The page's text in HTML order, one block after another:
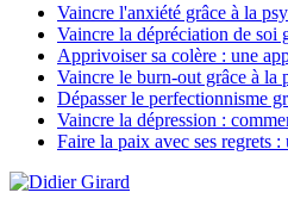
Vaincre l'anxiété grâce à la
Vaincre la dépréciation de soi
Apprivoiser sa colère : une
Vaincre le burn-out grâce à la
Dépasser le perfectionnisme
Vaincre la dépression :
Faire la paix avec ses regrets